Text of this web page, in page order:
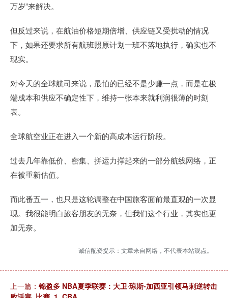
万岁”来解决。
但反过来说，在航油价格短期倍增、供应链又受扰动的情况
下，如果还要求所有航班照原计划一班不落地执行，确实也不
现实。
对今天的全球航司来说，最怕的已经不是少赚一点，而是在极
端成本和供应不确定性下，维持一张本来就利润很薄的时刻
表。
全球航空业正在进入一个新的高成本运行阶段。
过去几年靠低价、密集、拼运力撑起来的一部分航线网络，正
在被重新估值。
而此番五一，也只是这轮调整在中国旅客面前最直观的一次显
现。我很能明白旅客朋友的无奈，但我们这个行业，其实也更
加无奈。
诚信配资提示：文章来自网络，不代表本站观点。
上一篇： 锦盈多 NBA夏季联赛：大卫·琼斯-加西亚引领马刺逆转击